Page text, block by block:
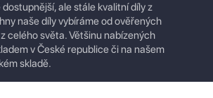
ale stále kvalitní díly z
naše díly vybíráme od ověřených
celého světa. Většinu nabízených
v České republice či na našem
skladě.